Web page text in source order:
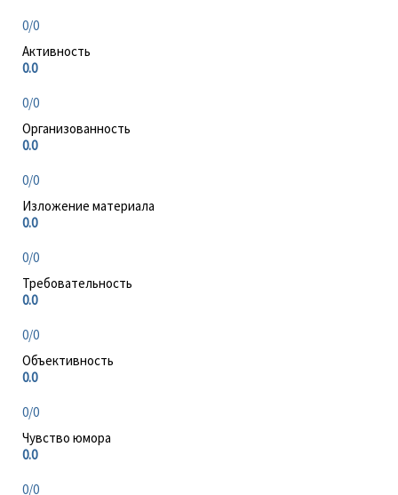
0/0
Активность
0.0
0/0
Организованность
0.0
0/0
Изложение материала
0.0
0/0
Требовательность
0.0
0/0
Объективность
0.0
0/0
Чувство юмора
0.0
0/0